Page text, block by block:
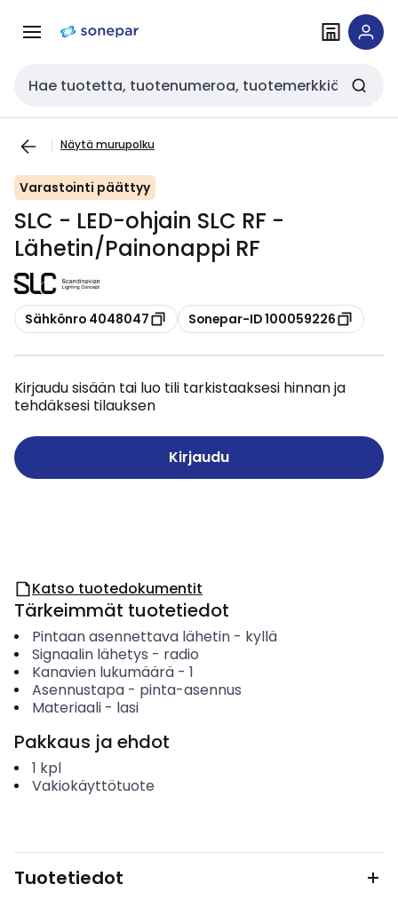
navigointiinsisältöön
Haku
Näytä murupolku
Varastointi päättyy
SLC - LED-ohjain SLC RF -
Lähetin/Painonappi RF
Kopioi
Sähkönro 4048047 Kopioi
Sonepar-ID 100059226
Kirjaudu sisään tai luo tili tarkistaaksesi hinnan ja
tehdäksesi tilauksen
Kirjaudu
Katso tuotedokumentit
Tärkeimmät tuotetiedot
Pintaan asennettava lähetin- kyllä
Signaalin lähetys - radio
Kanavien lukumäärä- 1
Asennustapa- pinta-asennus
Materiaali- lasi
Pakkaus ja ehdot
1 kpl
Vakiokäyttötuote
Tuotetiedot